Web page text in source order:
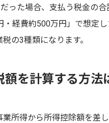
った場合、支払う税金の
経費約500万円」で想定
の3種類になります。
額を計算する方法
所得から所得控除額を差